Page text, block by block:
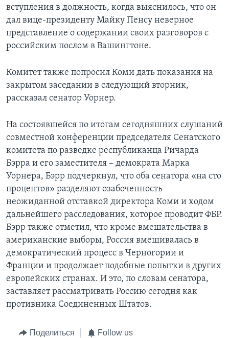
вступления в должность, когда выяснилось, что он
дал вице-президенту Майку Пенсу неверное
представление о содержании своих разговоров с
российским послом в Вашингтоне.
Комитет также попросил Коми дать показания на
закрытом заседании в следующий вторник,
рассказал сенатор Уорнер.
На состоявшейся по итогам сегодняшних слушаний
совместной конференции председателя Сенатского
комитета по разведке республиканца Ричарда
Бэрра и его заместителя – демократа Марка
Уорнера, Бэрр подчеркнул, что оба сенатора «на сто
процентов» разделяют озабоченность
неожиданной отставкой директора Коми и ходом
дальнейшего расследования, которое проводит ФБР.
Бэрр также отметил, что кроме вмешательства в
американские выборы, Россия вмешивалась в
демократический процесс в Черногории и
Франции и продолжает подобные попытки в других
европейских странах. И это, по словам сенатора,
заставляет рассматривать Россию сегодня как
противника Соединенных Штатов.
Поделиться Follow us